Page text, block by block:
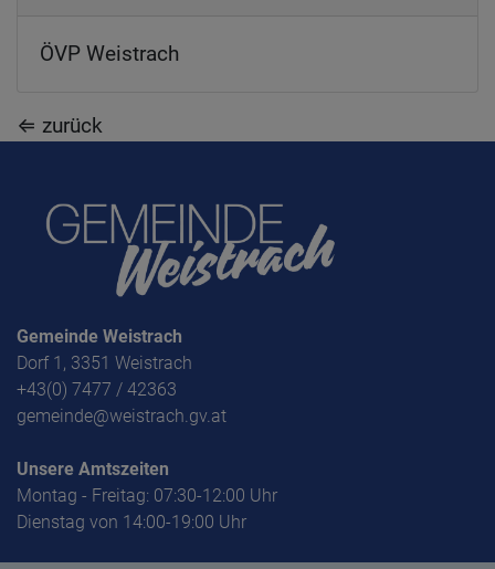
ÖVP Weistrach
⇐ zurück
Gemeinde Weistrach
Dorf 1, 3351 Weistrach
+43(0) 7477 / 42363
gemeinde@weistrach.gv.at
Unsere Amtszeiten
Montag - Freitag: 07:30-12:00 Uhr
Dienstag von 14:00-19:00 Uhr